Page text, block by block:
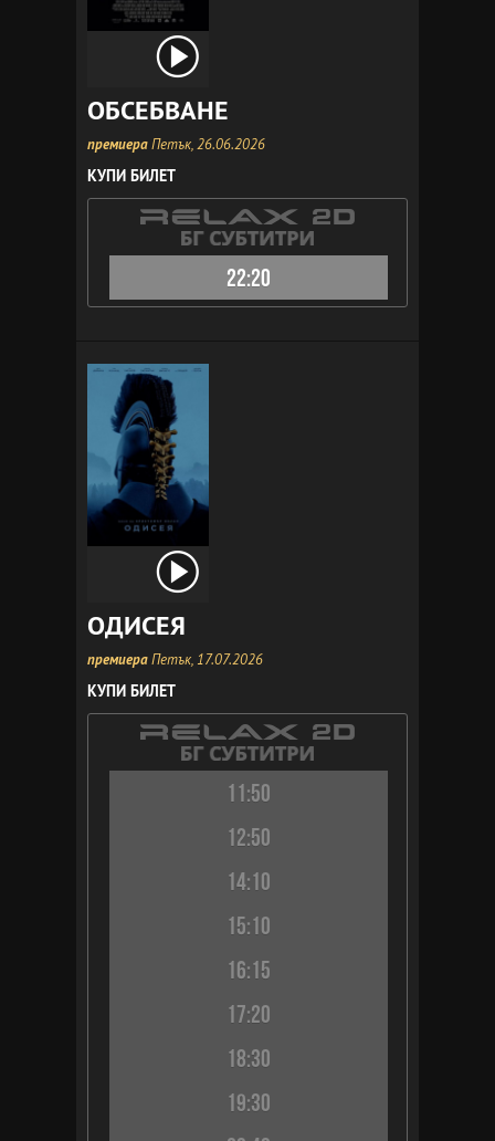
ОБСЕБВАНЕ
премиераПетък, 26.06.2026
КУПИ БИЛЕТ
22:20
ОДИСЕЯ
премиераПетък, 17.07.2026
КУПИ БИЛЕТ
11:50
12:50
14:10
15:10
16:15
17:20
18:30
19:30